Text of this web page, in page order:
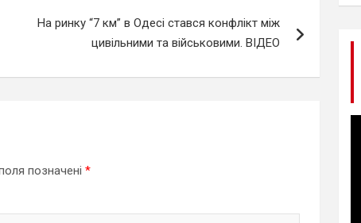
На ринку “7 км” в Одесі стався конфлікт між
цивільними та військовими. ВІДЕО
позначені *